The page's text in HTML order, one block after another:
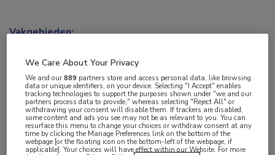
Vakgebieden:
Aandachtsgebieden:
Antibioticaresistentie ,Bacteriële infecties
Tags:
minocycline
We Care About Your Privacy
We and our889 partners store and access personal data, like browsing
data or unique identifiers, on your device. Selecting "I Accept" enables
tracking technologies to support the purposes shown under "we and our
partners process data to provide," whereas selecting "Reject All" or
withdrawing your consent will disable them. If trackers are disabled,
some content and ads you see may not be as relevant to you. You can
resurface this menu to change your choices or withdraw consent at any
time by clicking the Manage Preferences link on the bottom of the
webpage [or the floating icon on the bottom-left of the webpage, if
applicable]. Your choices will have effect within our Website. For more